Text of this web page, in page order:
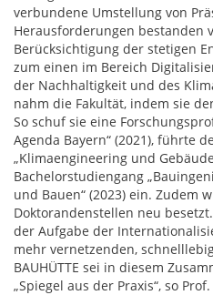
verbundene Umstellung von
Herausforderungen bestanden
Berücksichtigung der stetigen
zum einen im Bereich
der Nachhaltigkeit und des
nahm die Fakultät, indem sie
So schuf sie eine
Agenda Bayern“ (2021), führte
„Klimaengineering und
Bachelorstudiengang
und Bauen“ (2023) ein. Zudem
Doktorandenstellen neu
der Aufgabe der
mehr vernetzenden,
BAUHÜTTE sei in diesem
„Spiegel aus der Praxis“, so